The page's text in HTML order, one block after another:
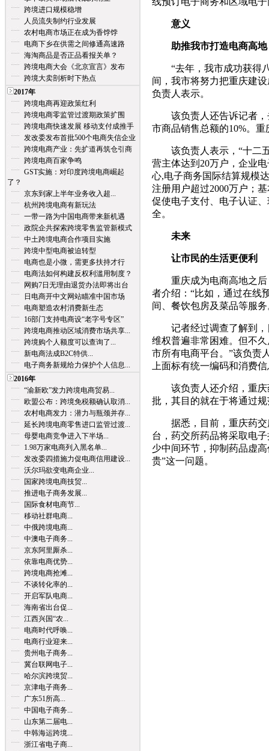
跨境进口规模稳增
人员流失制约行业发展
农村电商市场正在成为香饽饽
电商下乡在供需之间修通高速路
海淘商品是否正品看报关单？
跨境电商大会《北京宣言》发布
跨境大卖剖析时下热点
2017年
跨境电商再迎政策红利
跨境电商零监管过渡期政策扩围
跨境电商快速发展 移动支付成推手
发改委发布首批500个电商失信企业
跨境电商产业：先扩道再筑仓引商
跨境电商百家争鸣
GST实施：对印度跨境电商崛起
了？
京东到家上半年业务收入超...
杭州跨境电商有新玩法
一带一路为中国电商带来新机遇
政院企共探索跨境零售监管新模式
中土跨境电商合作项目实施
跨境中型电商被迫转型
电商也是小微，需更多扶持才行
电商法如何构建反权利滥用制度？
网购7日无理由退货办法即将出台
日电商开中文网站瞄准中国市场
电商塑造农村消费新生态
16部门支持电商设“老字号专区”
跨境电商推动区域消费市场共享...
跨境购个人额度可以查询了...
新电商法成B2C特供...
电子商务新规给力保护个人信息...
2016年
“渝新欧”发力跨境电商贸易...
欧盟公布：跨境免税额确认取消...
农村电商发力：潜力与瓶颈并存...
延长跨境电商零售进口监管过渡...
母婴电商竞争进入下半场...
1.98万家电商列入黑名单...
发改委四措施力促电商信用建设...
沃尔玛欲变电商企业...
国家跨境电商技贸...
推进电子商务发展...
国际食材电商节...
移动社群电商...
中俄跨境电商...
中澳电子商务...
京东阿里厮杀...
依靠电商优势...
跨境电商抢滩...
不谈转化率的...
开启军队电商...
海南省出台促...
江西兴国“农...
电商时代呼唤...
电商行业迎来...
贵州电子商务...
冀台联网电子...
哈尔滨跨境贸...
京津电子商务...
广东51所高...
中国电子商务...
山东第二届电...
中韩海运跨境...
浙江省电子商...
意义
助推我市打造电商高地
“去年，我市成功获得八
间，我市将努力把重庆建
负责人表示。
该负责人还告诉记者，
市商品销售总额的10%。
该负责人表示，“十二五
营主体达到20万户，企业
心,电子商务国际结算规模
注册用户超过2000万户；
促使电子支付、电子认证
全。
未来
让市民的生活更便利
重庆成为电商高地之后
者介绍：“比如，通过在线
间、餐饮包房及菜品等服务
记者经过调查了解到，
维权普遍非常困难。但不
市所有电商平台。”该负责
上面标有统一编码和消费
该负责人还介绍，重庆
批，其目的就在于将通过
据悉，目前，重庆药交
台，药交所药品将采取电
少中间环节，抑制药品虚
贵”这一问题。